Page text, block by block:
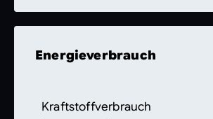
Energieverbrauch
Kraftstoffverbrauch